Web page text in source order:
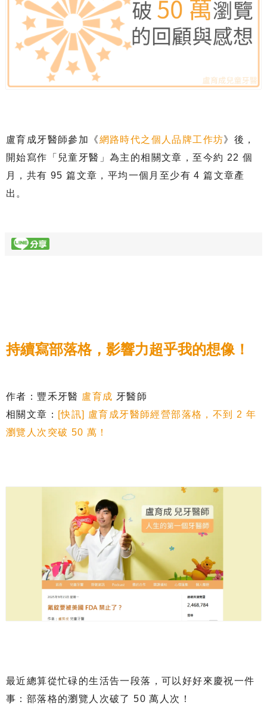
盧育成牙醫師參加《網路時代之個人品牌工作坊》後，
開始寫作「兒童牙醫」為主的相關文章，至今約 22 個
月，共有 95 篇文章，平均一個月至少有 4 篇文章產
出。
持續寫部落格，影響力超乎我的想像！
作者：豐禾牙醫 盧育成 牙醫師
相關文章： [快訊] 盧育成牙醫師經營部落格，不到 2 年
瀏覽人次突破 50 萬！
最近總算從忙碌的生活告一段落，可以好好來慶祝一件
事：部落格的瀏覽人次破了 50 萬人次！